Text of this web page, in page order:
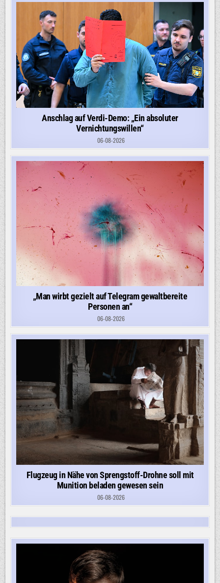
Anschlag auf Verdi-Demo: „Ein absoluter
Vernichtungswillen“
06-08-2026
„Man wirbt gezielt auf Telegram gewaltbereite
Personen an“
06-08-2026
Flugzeug in Nähe von Sprengstoff-Drohne soll mit
Munition beladen gewesen sein
06-08-2026